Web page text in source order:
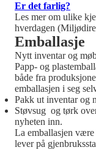
Er det farlig?
Les mer om ulike
hverdagen
Emballasje
Nytt inventar og
Papp- og
både fra
emballasjen i seg
Pakk ut inventar og
Støvsug og tørk
nyheten inn.
La emballasjen være
lever på